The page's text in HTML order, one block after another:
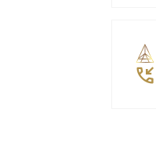
phone_callback